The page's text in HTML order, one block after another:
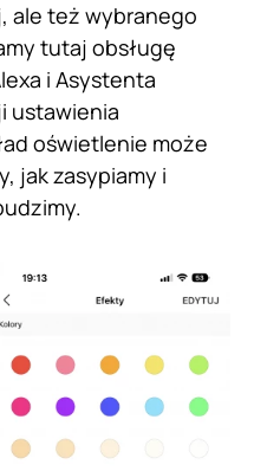
ale też wybranego
tutaj obsługę
i Asystenta
ustawienia
oświetlenie może
jak zasypiamy i